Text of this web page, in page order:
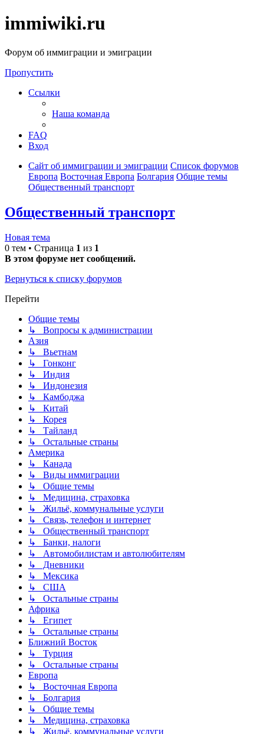
immiwiki.ru
Форум об иммиграции и эмиграции
Пропустить
Ссылки
Наша команда
FAQ
Вход
Сайт об иммиграции и эмиграции Список форумов
Европа Восточная Европа Болгария Общие темы
Общественный транспорт
Общественный транспорт
Новая тема
0 тем • Страница 1 из 1
В этом форуме нет сообщений.
Вернуться к списку форумов
Перейти
Общие темы
↳ Вопросы к администрации
Азия
↳ Вьетнам
↳ Гонконг
↳ Индия
↳ Индонезия
↳ Камбоджа
↳ Китай
↳ Корея
↳ Тайланд
↳ Остальные страны
Америка
↳ Канада
↳ Виды иммиграции
↳ Общие темы
↳ Медицина, страховка
↳ Жильё, коммунальные услуги
↳ Связь, телефон и интернет
↳ Общественный транспорт
↳ Банки, налоги
↳ Автомобилистам и автолюбителям
↳ Дневники
↳ Мексика
↳ США
↳ Остальные страны
Африка
↳ Египет
↳ Остальные страны
Ближний Восток
↳ Турция
↳ Остальные страны
Европа
↳ Восточная Европа
↳ Болгария
↳ Общие темы
↳ Медицина, страховка
↳ Жильё, коммунальные услуги